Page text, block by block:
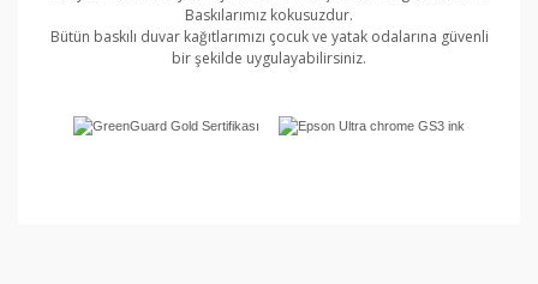
Baskılarımız kokusuzdur.
Bütün baskılı duvar kağıtlarımızı çocuk ve yatak odalarına güvenli
bir şekilde uygulayabilirsiniz.